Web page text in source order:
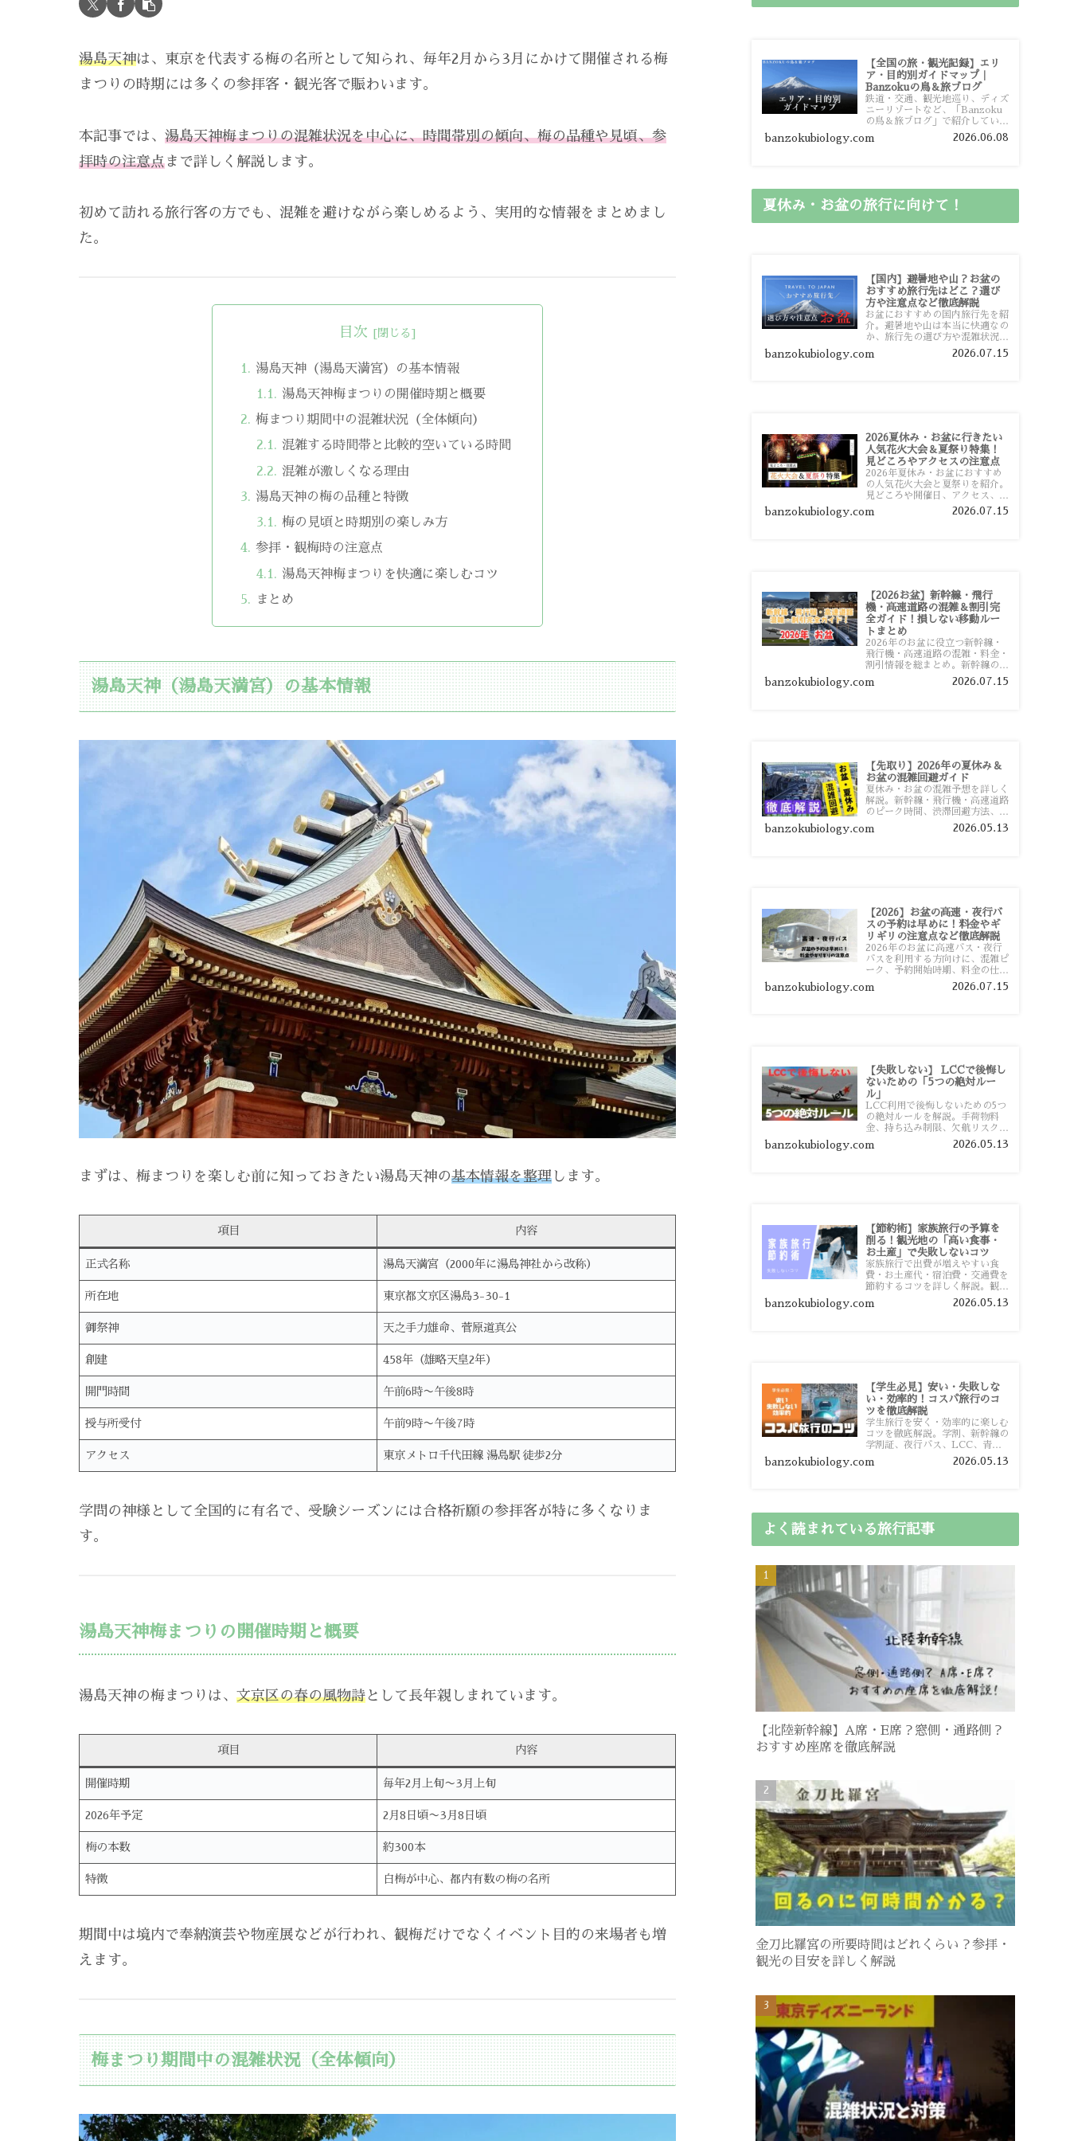
湯島天神は、東京を代表する梅の名所として知られ、毎年2月から3月にかけて開催される梅
まつりの時期には多くの参拝客・観光客で賑わいます。
本記事では、 湯島天神梅まつりの混雑状況を中心に、時間帯別の傾向、梅の品種や見頃、参
拝時の注意点まで詳しく解説します。
初めて訪れる旅行客の方でも、混雑を避けながら楽しめるよう、実用的な情報をまとめまし
た。
目次
湯島天神（湯島天満宮）の基本情報
湯島天神梅まつりの開催時期と概要
梅まつり期間中の混雑状況（全体傾向）
混雑する時間帯と比較的空いている時間
混雑が激しくなる理由
湯島天神の梅の品種と特徴
梅の見頃と時期別の楽しみ方
参拝・観梅時の注意点
湯島天神梅まつりを快適に楽しむコツ
まとめ
湯島天神（湯島天満宮）の基本情報
まずは、梅まつりを楽しむ前に知っておきたい湯島天神の基本情報を整理 します。
項目 内容
正式名称 湯島天満宮（2000年に湯島神社から改称）
所在地 東京都文京区湯島3-30-1
御祭神 天之手力雄命、菅原道真公
創建 458年（雄略天皇2年）
開門時間 午前6時〜午後8時
授与所受付 午前9時〜午後7時
アクセス 東京メトロ千代田線 湯島駅 徒歩2分
学問の神様として全国的に有名で、受験シーズンには合格祈願の参拝客が特に多くなりま
す。
湯島天神梅まつりの開催時期と概要
湯島天神の梅まつりは、 文京区の春の風物詩 として長年親しまれています。
項目 内容
開催時期 毎年2月上旬〜3月上旬
2026年予定 2月8日頃〜3月8日頃
梅の本数 約300本
特徴 白梅が中心、都内有数の梅の名所
期間中は境内で奉納演芸や物産展などが行われ、観梅だけでなくイベント目的の来場者も増
えます。
梅まつり期間中の混雑状況（全体傾向）
【全国の旅・観光記録】エリ
ア・目的別ガイドマップ｜
Banzokuの鳥＆旅ブログ
鉄道・交通、観光地巡り、ディズ
ニーリゾートなど、「Banzoku
の鳥＆旅ブログ」で紹介している
全国の旅行・観光記録をエリアや
目的別に整理しました。あなたが
banzokubiology.com 2026.06.08
夏休み・お盆の旅行に向けて！
【国内】避暑地や山？お盆の
おすすめ旅行先はどこ？選び
方や注意点など徹底解説
お盆におすすめの国内旅行先を紹
介。避暑地や山は本当に快適なの
か、旅行先の選び方や混雑状況、
注意点、比較的混雑を避けやすい
おすすめスポットまで旅行前に役
banzokubiology.com 2026.07.15
2026夏休み・お盆に行きたい
人気花火大会＆夏祭り特集！
見どころやアクセスの注意点
2026年夏休み・お盆におすすめ
の人気花火大会と夏祭りを紹介。
見どころや開催日、アクセス、混
雑対策、旅行前に知っておきたい
注意点をわかりやすく解説しま
banzokubiology.com 2026.07.15
【2026お盆】新幹線・飛行
機・高速道路の混雑＆割引完
全ガイド！損しない移動ルー
トまとめ
2026年のお盆に役立つ新幹線・
飛行機・高速道路の混雑・料金・
割引情報を総まとめ。新幹線の予
約や最繁忙期料金、飛行機を安く
予約するコツ、高速道路の休日割
banzokubiology.com 2026.07.15
【先取り】2026年の夏休み＆
お盆の混雑回避ガイド
夏休み・お盆の混雑予想を詳しく
解説。新幹線・飛行機・高速道路
のピーク時間、渋滞回避方法、混
雑しやすい観光地、交通手段別の
特徴まで旅行者向けに分かりやす
banzokubiology.com 2026.05.13
【2026】お盆の高速・夜行バ
スの予約は早めに！料金やギ
リギリの注意点など徹底解説
2026年のお盆に高速バス・夜行
バスを利用する方向けに、混雑ピ
ーク、予約開始時期、料金の仕組
み、キャンセル待ちのコツ、直前
予約の注意点まで詳しく解説しま
banzokubiology.com 2026.07.15
【失敗しない】 LCCで後悔し
ないための「5つの絶対ルー
ル」
LCC利用で後悔しないための5つ
の絶対ルールを解説。手荷物料
金、持ち込み制限、欠航リスク、
時間厳守など、格安航空会社を利
用する前に知っておきたい注意点
banzokubiology.com 2026.05.13
【節約術】家族旅行の予算を
削る！観光地の「高い食事・
お土産」で失敗しないコツ
家族旅行で出費が増えやすい食
費・お土産代・宿泊費・交通費を
節約するコツを詳しく解説。観光
地価格を避ける方法や、早割・ス
ーパー活用術、予算管理のポイン
banzokubiology.com 2026.05.13
【学生必見】安い・失敗しな
い・効率的！コスパ旅行のコ
ツを徹底解説
学生旅行を安く・効率的に楽しむ
コツを徹底解説。学割、新幹線の
学割証、夜行バス、LCC、青春
18きっぷ、レンタカー割り勘な
ど、学生向けの節約旅行術を詳し
banzokubiology.com 2026.05.13
よく読まれている旅行記事
【北陸新幹線】A席・E席？窓側・通路側？
おすすめ座席を徹底解説
金刀比羅宮の所要時間はどれくらい？参拝・
観光の目安を詳しく解説